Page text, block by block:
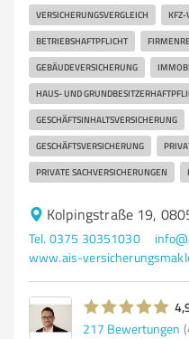
VERSICHERUNGSVERGLEICH KFZ-
BETRIEBSHAFTPFLICHT
GEBÄUDEVERSICHERUNG
HAUS- UND
GESCHÄFTSINHALTSVERSICHERUNG
GESCHÄFTSVERSICHERUNG
PRIVATE SACHVERSICHERUNGEN
Kolpingstraße 19,
Tel. 0375 30351030
www.ais-
217 Bewertungen